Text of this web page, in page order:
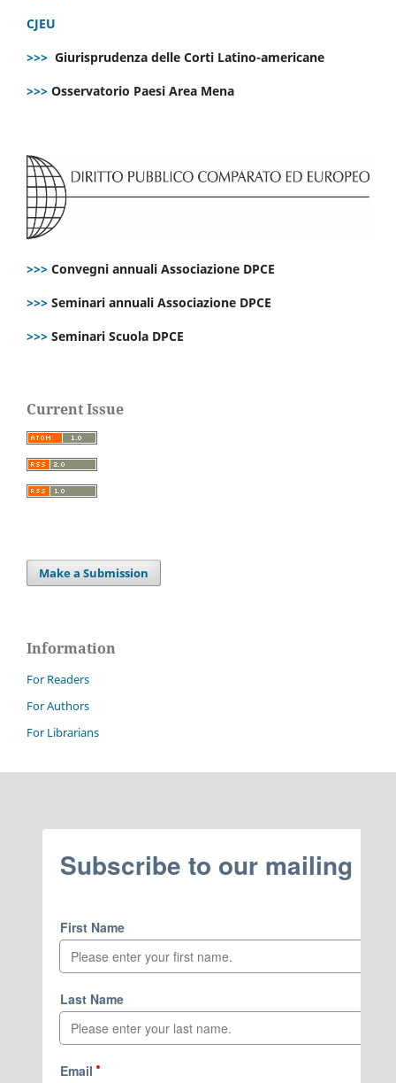
CJEU
>>> Giurisprudenza delle Corti Latino-americane
>>> Osservatorio Paesi Area Mena
>>> Convegni annuali Associazione DPCE
>>> Seminari annuali Associazione DPCE
>>> Seminari Scuola DPCE
Current Issue
Make a Submission
Information
For Readers
For Authors
For Librarians